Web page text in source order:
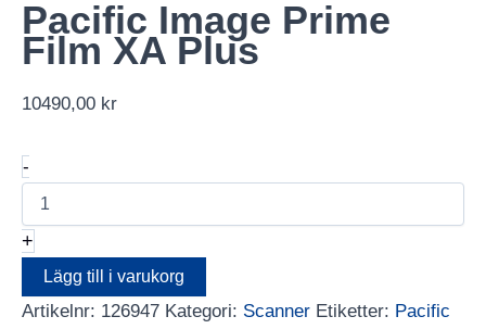
Pacific Image Prime
Film XA Plus
10490,00 kr
-Pacific
Image
Prime
Film
XA
Plus
+
Lägg till i varukorg
Artikelnr: 126947 Kategori: Scanner Etiketter: Pacific